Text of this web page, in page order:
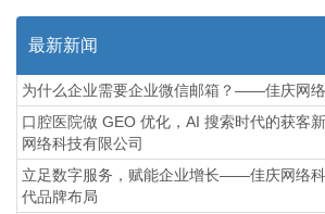
最新新闻
为什么企业需要企业微信邮箱？——佳庆网
口腔医院做 GEO 优化，AI 搜索时代的获客
网络科技有限公司
立足数字服务，赋能企业增长——佳庆网络
代品牌布局